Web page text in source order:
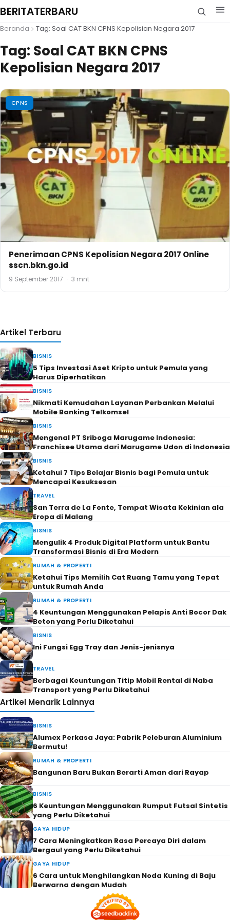
BERITATERBARU
Beranda Tag: Soal CAT BKN CPNS Kepolisian Negara 2017
Tag: Soal CAT BKN CPNS
Kepolisian Negara 2017
CPNS
Penerimaan CPNS Kepolisian Negara 2017 Online
sscn.bkn.go.id
9 September 2017 · 3 mnt
Artikel Terbaru
BISNIS
5 Tips Investasi Aset Kripto untuk Pemula yang
Harus Diperhatikan
BISNIS
Nikmati Kemudahan Layanan Perbankan Melalui
Mobile Banking Telkomsel
BISNIS
Mengenal PT Sriboga Marugame Indonesia:
Franchisee Utama dari Marugame Udon di Indonesia
BISNIS
Ketahui 7 Tips Belajar Bisnis bagi Pemula untuk
Mencapai Kesuksesan
TRAVEL
San Terra de La Fonte, Tempat Wisata Kekinian ala
Eropa di Malang
BISNIS
Mengulik 4 Produk Digital Platform untuk Bantu
Transformasi Bisnis di Era Modern
RUMAH & PROPERTI
Ketahui Tips Memilih Cat Ruang Tamu yang Tepat
untuk Rumah Anda
RUMAH & PROPERTI
4 Keuntungan Menggunakan Pelapis Anti Bocor Dak
Beton yang Perlu Diketahui
BISNIS
Ini Fungsi Egg Tray dan Jenis-jenisnya
TRAVEL
Berbagai Keuntungan Titip Mobil Rental di Naba
Transport yang Perlu Diketahui
Artikel Menarik Lainnya
BISNIS
Alumex Perkasa Jaya: Pabrik Peleburan Aluminium
Bermutu!
RUMAH & PROPERTI
Bangunan Baru Bukan Berarti Aman dari Rayap
BISNIS
6 Keuntungan Menggunakan Rumput Futsal Sintetis
yang Perlu Diketahui
GAYA HIDUP
7 Cara Meningkatkan Rasa Percaya Diri dalam
Bergaul yang Perlu Diketahui
GAYA HIDUP
6 Cara untuk Menghilangkan Noda Kuning di Baju
Berwarna dengan Mudah